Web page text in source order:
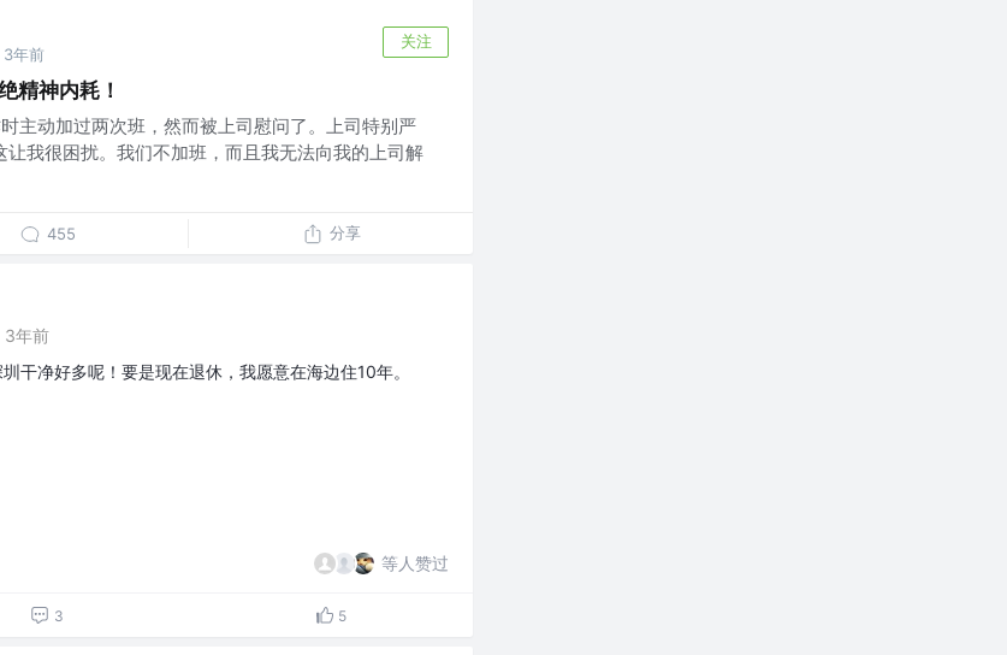
3年前
关注
精神内耗！
主动加过两次班，然而被上司慰问了。上司特别严
我很困扰。我们不加班，而且我无法向我的上司解
455 分享
3年前
干净好多呢！要是现在退休，我愿意在海边住10年。
等人赞过
3 5